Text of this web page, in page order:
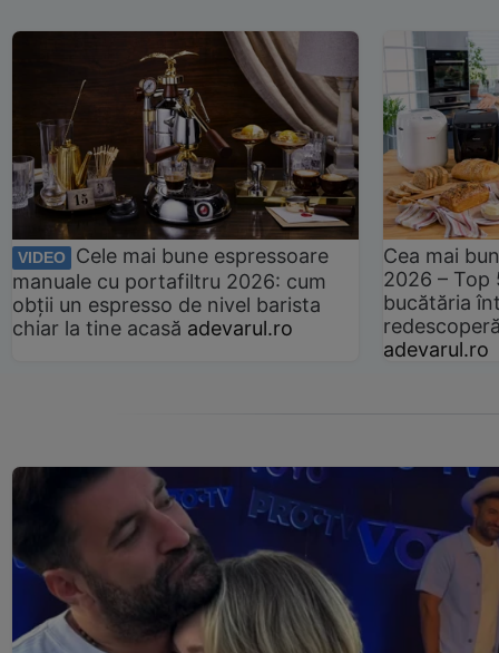
VIDEO
Cele mai bune espressoare
manuale cu portafiltru 2026: cum
obții un espresso de nivel barista
chiar la tine acasă adevarul.ro
Cea mai
2026 –
bucătăria
adevarul.ro